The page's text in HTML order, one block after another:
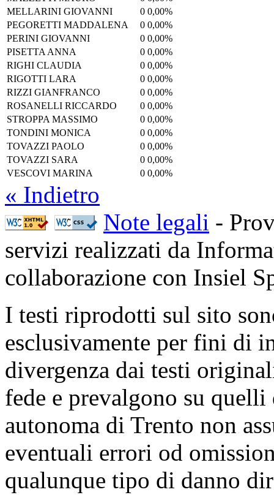
MELLARINI GIOVANNI
0 0,00%
PEGORETTI MADDALENA
0 0,00%
PERINI GIOVANNI
0 0,00%
PISETTA ANNA
0 0,00%
RIGHI CLAUDIA
0 0,00%
RIGOTTI LARA
0 0,00%
RIZZI GIANFRANCO
0 0,00%
ROSANELLI RICCARDO
0 0,00%
STROPPA MASSIMO
0 0,00%
TONDINI MONICA
0 0,00%
TOVAZZI PAOLO
0 0,00%
TOVAZZI SARA
0 0,00%
VESCOVI MARINA
0 0,00%
« Indietro
Note legali -
servizi realizzati da
collaborazione con Insiel
I testi riprodotti sul sito
esclusivamente per fini di
divergenza dai testi
fede e prevalgono su
autonoma di Trento non
eventuali errori od
qualunque tipo di danno